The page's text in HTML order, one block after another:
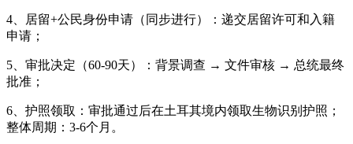
4、居留+公民身份申请（同步进行）：递交居留许可和入籍
申请；
5、审批决定（60-90天）：背景调查 → 文件审核 → 总统最终
批准；
6、护照领取：审批通过后在土耳其境内领取生物识别护照；
整体周期：3-6个月。